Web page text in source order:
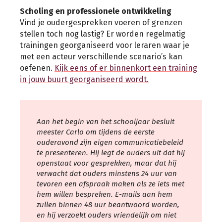
Scholing en professionele ontwikkeling
Vind je oudergesprekken voeren of grenzen
stellen toch nog lastig? Er worden regelmatig
trainingen georganiseerd voor leraren waar je
met een acteur verschillende scenario’s kan
oefenen. Kijk eens of er binnenkort een training
in jouw buurt georganiseerd wordt.
Aan het begin van het schooljaar besluit
meester Carlo om tijdens de eerste
ouderavond zijn eigen communicatiebeleid
te presenteren. Hij legt de ouders uit dat hij
openstaat voor gesprekken, maar dat hij
verwacht dat ouders minstens 24 uur van
tevoren een afspraak maken als ze iets met
hem willen bespreken. E-mails aan hem
zullen binnen 48 uur beantwoord worden,
en hij verzoekt ouders vriendelijk om niet